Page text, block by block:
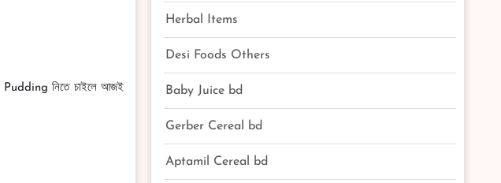
Pudding নিতে চাইলে আজই
Herbal Items
Desi Foods Others
Baby Juice bd
Gerber Cereal bd
Aptamil Cereal bd